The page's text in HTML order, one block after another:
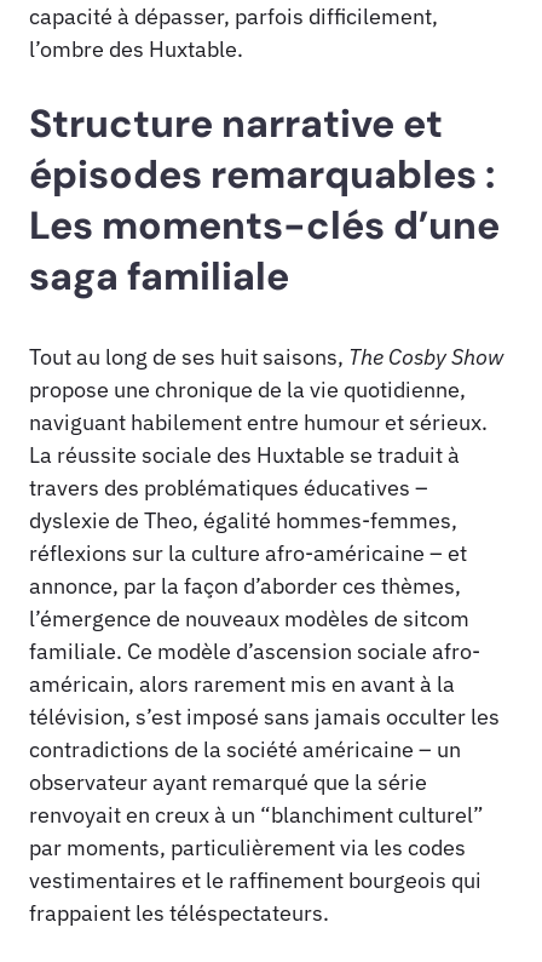
capacité à dépasser, parfois difficilement,
l’ombre des Huxtable.
Structure narrative et
épisodes remarquables :
Les moments-clés d’une
saga familiale
Tout au long de ses huit saisons, The Cosby Show
propose une chronique de la vie quotidienne,
naviguant habilement entre humour et sérieux.
La réussite sociale des Huxtable se traduit à
travers des problématiques éducatives –
dyslexie de Theo, égalité hommes-femmes,
réflexions sur la culture afro-américaine – et
annonce, par la façon d’aborder ces thèmes,
l’émergence de nouveaux modèles de sitcom
familiale. Ce modèle d’ascension sociale afro-
américain, alors rarement mis en avant à la
télévision, s’est imposé sans jamais occulter les
contradictions de la société américaine – un
observateur ayant remarqué que la série
renvoyait en creux à un “blanchiment culturel”
par moments, particulièrement via les codes
vestimentaires et le raffinement bourgeois qui
frappaient les téléspectateurs.